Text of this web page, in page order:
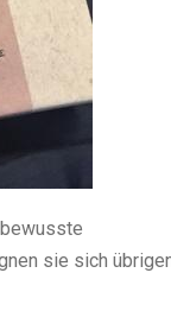
sie sich